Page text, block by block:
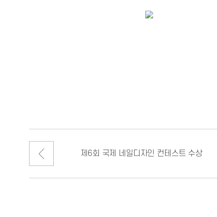
제6회 국제 네일디자인 컨테스트 수상